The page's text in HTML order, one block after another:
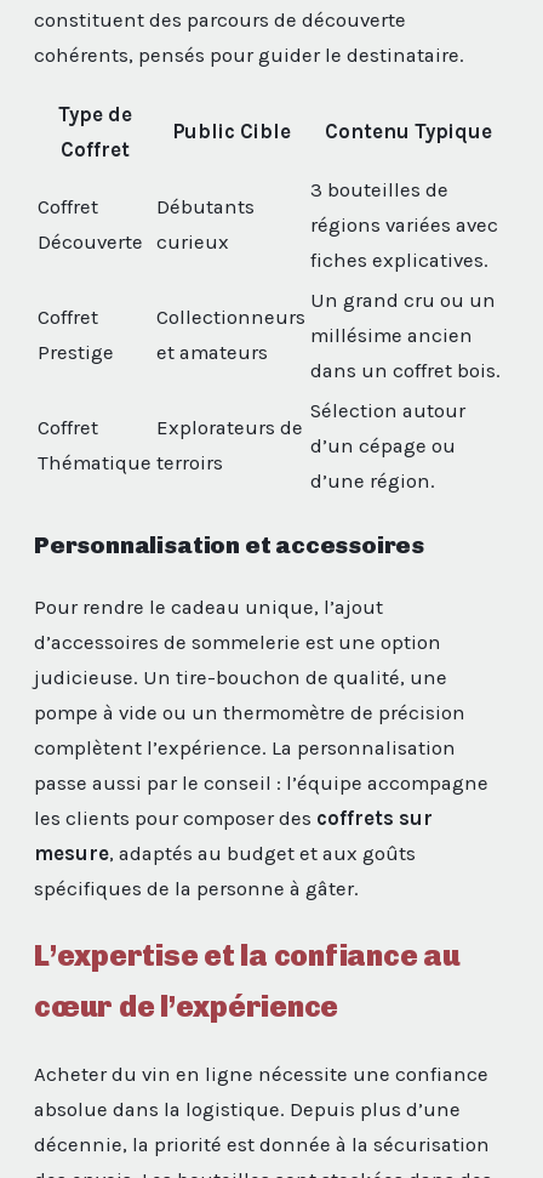
constituent des parcours de découverte
cohérents, pensés pour guider le destinataire.
Type de
Coffret
Public Cible Contenu Typique
Coffret
Découverte
Débutants
curieux
3 bouteilles de
régions variées avec
fiches explicatives.
Coffret
Prestige
Collectionneurs
et amateurs
Un grand cru ou un
millésime ancien
dans un coffret bois.
Coffret
Thématique
Explorateurs de
terroirs
Sélection autour
d’un cépage ou
d’une région.
Personnalisation et accessoires
Pour rendre le cadeau unique, l’ajout
d’accessoires de sommelerie est une option
judicieuse. Un tire-bouchon de qualité, une
pompe à vide ou un thermomètre de précision
complètent l’expérience. La personnalisation
passe aussi par le conseil : l’équipe accompagne
les clients pour composer des coffrets sur
mesure, adaptés au budget et aux goûts
spécifiques de la personne à gâter.
L’expertise et la confiance au
cœur de l’expérience
Acheter du vin en ligne nécessite une confiance
absolue dans la logistique. Depuis plus d’une
décennie, la priorité est donnée à la sécurisation